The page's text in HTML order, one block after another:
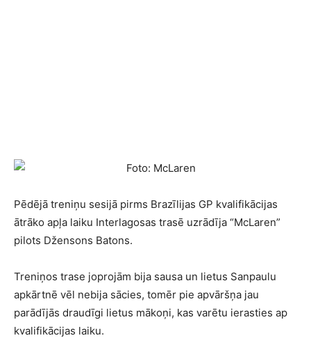
Pēdējā treniņu sesijā pirms Brazīlijas GP kvalifikācijas
ātrāko apļa laiku Interlagosas trasē uzrādīja “McLaren”
pilots Džensons Batons.
Treniņos trase joprojām bija sausa un lietus Sanpaulu
apkārtnē vēl nebija sācies, tomēr pie apvāršņa jau
parādījās draudīgi lietus mākoņi, kas varētu ierasties ap
kvalifikācijas laiku.